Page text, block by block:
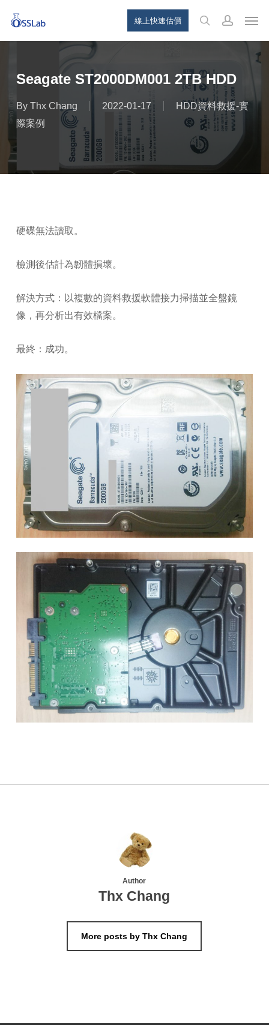
main
線上快速估價
searchaccount
Seagate ST2000DM001 2TB HDD
By Thx Chang 2022-01-17
HDD資料救援-實
際案例
硬碟無法讀取。
檢測後估計為韌體損壞。
解決方式：以複數的資料救援軟體接力掃描並全盤鏡
像，再分析出有效檔案。
最終：成功。
Author
Thx Chang
More posts by Thx Chang